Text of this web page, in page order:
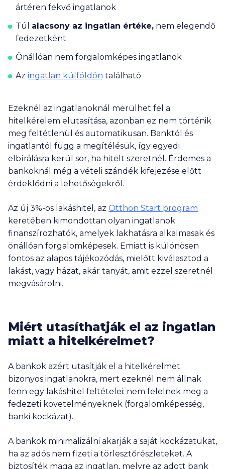
ártéren fekvő ingatlanok
Túl alacsony az ingatlan értéke, nem elegendő
fedezetként
Önállóan nem forgalomképes ingatlanok
Az ingatlan külföldön található
Ezeknél az ingatlanoknál merülhet fel a
hitelkérelem elutasítása, azonban ez nem történik
meg feltétlenül és automatikusan. Banktól és
ingatlantól függ a megítélésük, így egyedi
elbírálásra kerül sor, ha hitelt szeretnél. Érdemes a
bankoknál még a vételi szándék kifejezése előtt
érdeklődni a lehetőségekről.
Az új 3%-os lakáshitel, az Otthon Start program
keretében kimondottan olyan ingatlanok
finanszírozhatók, amelyek lakhatásra alkalmasak és
önállóan forgalomképesek. Emiatt is különösen
fontos az alapos tájékozódás, mielőtt kiválasztod a
lakást, vagy házat, akár tanyát, amit ezzel szeretnél
megvásárolni.
Miért utasíthatják el az ingatlan
miatt a hitelkérelmet?
A bankok azért utasítják el a hitelkérelmet
bizonyos ingatlanokra, mert ezeknél nem állnak
fenn egy lakáshitel feltételei: nem felelnek meg a
fedezeti követelményeknek (forgalomképesség,
banki kockázat).
A bankok minimalizálni akarják a saját kockázatukat,
ha az adós nem fizeti a törlesztőrészleteket. A
biztosíték maga az ingatlan, melyre az adott bank